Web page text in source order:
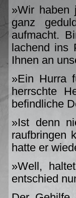
»Wir haben
ganz
aufmacht.
lachend ins
Ihnen an
»Ein Hurra
herrschte
befindliche
»Ist denn
raufbringen
hatte er
»Well,
entschied